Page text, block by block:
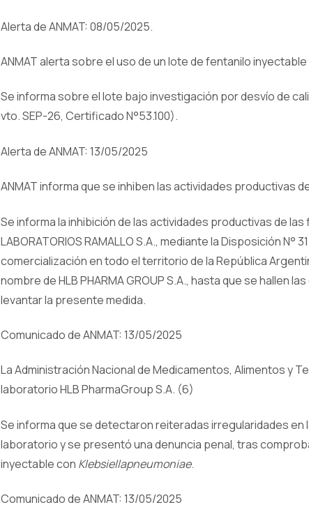
Alerta de ANMAT: 08/05/2025.
ANMAT alerta sobre el uso de un lote de fentanilo
Se informa sobre el lote bajo investigación por desvío de
vto. SEP-26, Certificado N°53.100).
Alerta de ANMAT: 13/05/2025
ANMAT informa que se inhiben las actividades productivas de
Se informa la inhibición de las actividades productivas de las
LABORATORIOS RAMALLO S.A., mediante la Disposición
comercialización en todo el territorio de la República
nombre de HLB PHARMA GROUP S.A., hasta que se hallen
levantar la presente medida.
Comunicado de ANMAT: 13/05/2025
La Administración Nacional de Medicamentos, Alimentos y
laboratorio HLB PharmaGroup S.A. (6)
Se informa que se detectaron reiteradas irregularidades en
laboratorio y se presentó una denuncia penal, tras
inyectable con Klebsiellapneumoniae.
Comunicado de ANMAT: 13/05/2025